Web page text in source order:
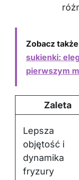
Zobacz
sukienki:
pierwszym
Zaleta
Lepsza
objętość i
dynamika
fryzury